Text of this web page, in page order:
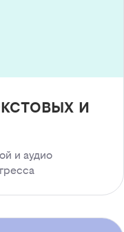
и
и аудио